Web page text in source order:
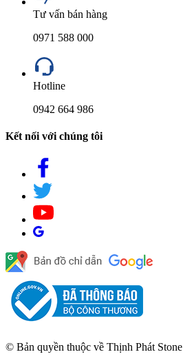
Tư vấn bán hàng
0971 588 000
Hotline
0942 664 986
Kết nối với chúng tôi
© Bản quyền thuộc về Thịnh Phát Stone